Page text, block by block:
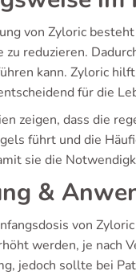
von Zyloric
zu reduzieren.
kann. Zyloric
für die
zeigen, dass die
führt und die
sie die
&
von
werden, je nach
jedoch sollte bei